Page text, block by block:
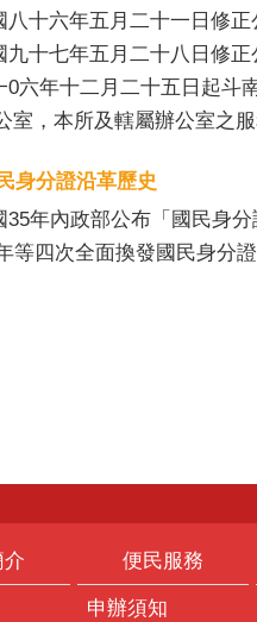
十六年五月二十一日修正
十七年五月二十八日修正
年十二月二十五日起斗南
室，本所及轄屬辦公室之
身分證沿革歷史
年內政部公布「國民身分
等四次全面換發國民身分
介
便民服務
申辦須知